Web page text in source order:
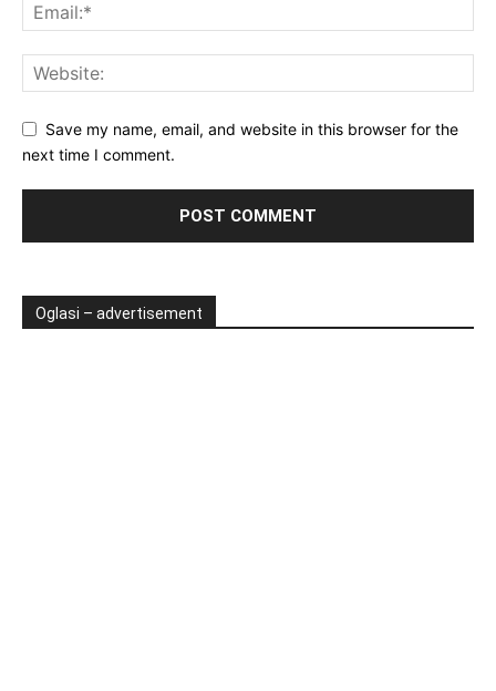
Save my name, email, and website in this browser for the
next time I comment.
Oglasi – advertisement